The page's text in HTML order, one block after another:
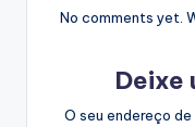
No comments yet.
Deixe
O seu endereço de